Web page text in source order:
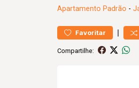
Apartamento Padrão -
Favoritar |
Compartilhe: